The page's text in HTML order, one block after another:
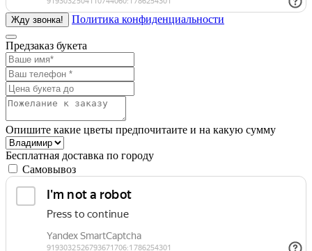
Политика конфиденциальности
Предзаказ букета
Опишите какие цветы предпочитаите и на какую сумму
Бесплатная доставка по городу
Самовывоз